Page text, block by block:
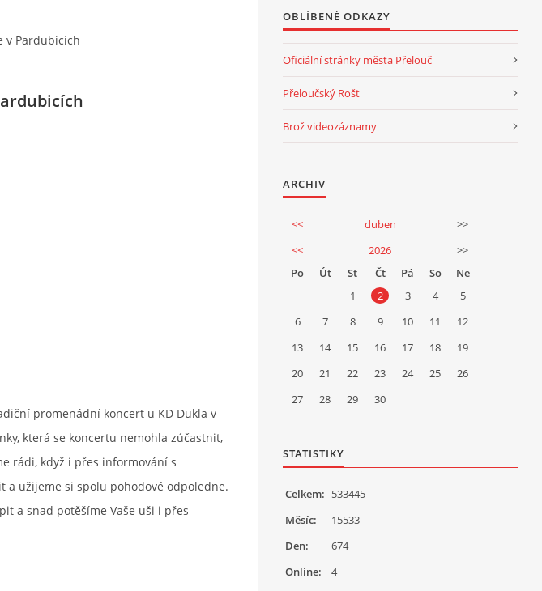
v Pardubicích
promenádní koncert u KD Dukla v
která se koncertu nemohla zúčastnit,
rádi, když i přes informování s
užijeme si spolu pohodové odpoledne.
a snad potěšíme Vaše uši i přes
OBLÍBENÉ ODKAZY
Oficiální stránky města Přelouč
Přeloučský Rošt
Brož videozáznamy
ARCHIV
<< duben
>>
<<
2026
>>
Po
Út St Čt Pá So
Ne
1
2 3 4
5
6
7 8 9 10 11
12
13
14 15 16 17 18
19
20
21 22 23 24 25
26
27
28 29 30
STATISTIKY
Online: 4
Celkem: 533445
Měsíc:
15533
Den:
674